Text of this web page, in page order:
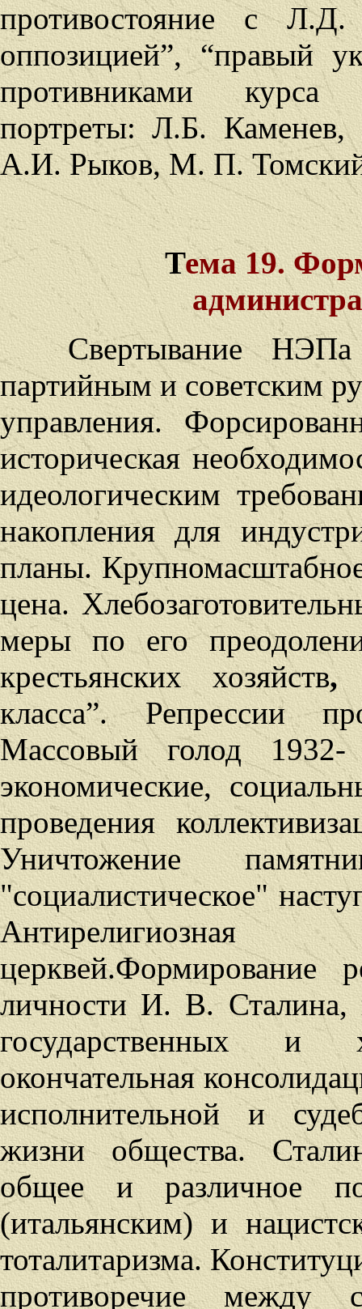
противостояние с
оппозицией”, “правый
противниками курса
портреты: Л.Б.
А.И. Рыков, М. П.
Тема 19.
Свертывание
партийным и советским
управления.
историческая
идеологическим
накопления для
планы.
цена.
меры по его
крестьянских хозяйств,
класса”. Репрессии
Массовый голод
экономические,
проведения
Уничтожение
"социалистическое"
Антирелигиозная
церквей.Формирование
личности И. В. Сталина,
государственных и
окончательная
исполнительной и
жизни общества.
общее и различное
(итальянским) и
тоталитаризма.
противоречие между